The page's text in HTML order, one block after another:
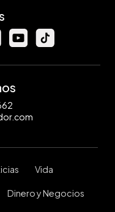
Vida
Dinero y Negocios